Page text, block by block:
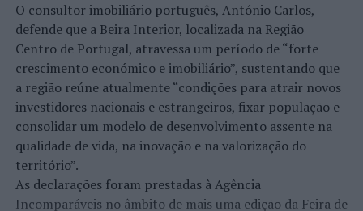
O consultor imobiliário português, António Carlos,
defende que a Beira Interior, localizada na Região
Centro de Portugal, atravessa um período de “forte
crescimento económico e imobiliário”, sustentando que
a região reúne atualmente “condições para atrair novos
investidores nacionais e estrangeiros, fixar população e
consolidar um modelo de desenvolvimento assente na
qualidade de vida, na inovação e na valorização do
território”.
As declarações foram prestadas à Agência
Incomparáveis no âmbito de mais uma edição da Feira de